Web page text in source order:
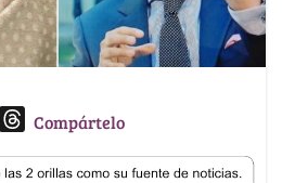
T
r
Compártelo